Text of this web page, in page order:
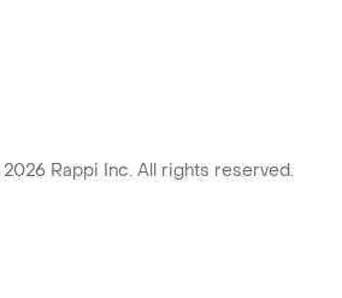
2026 Rappi Inc. All rights reserved.